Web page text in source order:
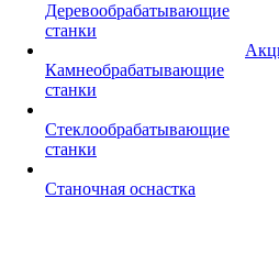
Деревообрабатывающие
станки
Камнеобрабатывающие
станки
Стеклообрабатывающие
станки
Станочная оснастка